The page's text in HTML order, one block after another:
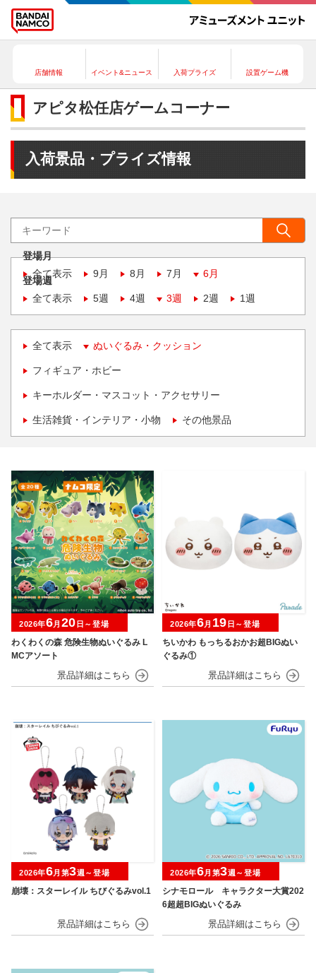
店舗情報 イベント&ニュース 入荷プライズ 設置ゲーム機
アピタ松任店ゲームコーナー
入荷景品・プライズ情報
登場月
全て表示
9月 8月 7月 6月
登場週
全て表示
5週 4週 3週 2週 1週
全て表示 ぬいぐるみ・クッション
フィギュア・ホビー
キーホルダー・マスコット・アクセサリー
生活雑貨・インテリア・小物 その他景品
わくわくの森 危険生物ぬいぐるみ L
MCアソート
2026年6月 20 日～登場
ちいかわ もっちるおかお超BIGぬい
ぐるみ①
2026年6月 19 日～登場
崩壊：スターレイル ちびぐるみvol.1
2026年6月第3週～登場
シナモロール キャラクター大賞202
6超超BIGぬいぐるみ
2026年6月第3週～登場